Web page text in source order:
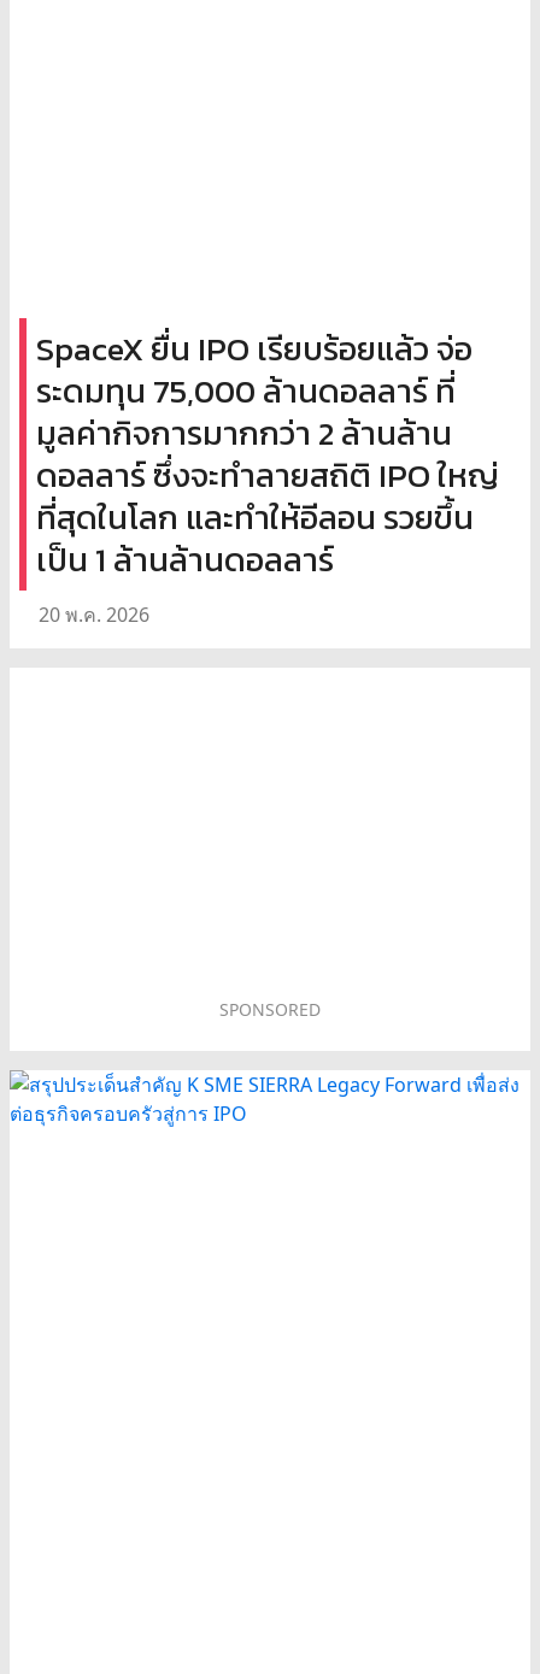
SpaceX ยื่น IPO เรียบร้อยแล้ว จ่อ
ระดมทุน 75,000 ล้านดอลลาร์ ที่
มูลค่ากิจการมากกว่า 2 ล้านล้าน
ดอลลาร์ ซึ่งจะทำลายสถิติ IPO ใหญ่
ที่สุดในโลก และทำให้อีลอน รวยขึ้น
เป็น 1 ล้านล้านดอลลาร์
20 พ.ค. 2026
SPONSORED